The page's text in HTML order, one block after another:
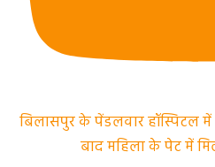
बिलासपुर के पेंडलवार हॉस्पिटल
बाद महिला के पेट में